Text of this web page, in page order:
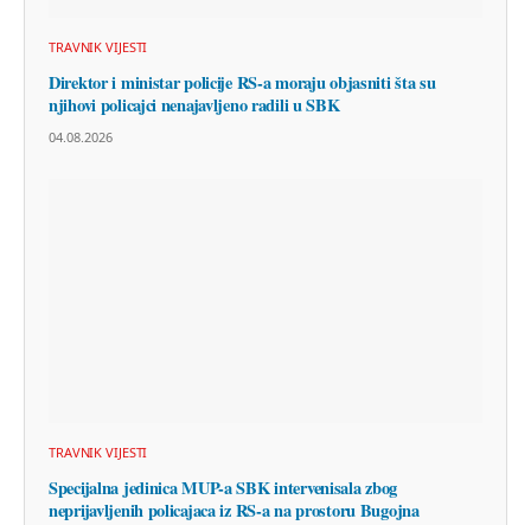
TRAVNIK VIJESTI
Direktor i ministar policije RS-a moraju objasniti šta su
njihovi policajci nenajavljeno radili u SBK
04.08.2026
TRAVNIK VIJESTI
Specijalna jedinica MUP-a SBK intervenisala zbog
neprijavljenih policajaca iz RS-a na prostoru Bugojna